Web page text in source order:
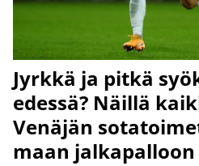
Jyrkkä ja pitkä
edessä? Näillä
Venäjän
maan jalkapalloon